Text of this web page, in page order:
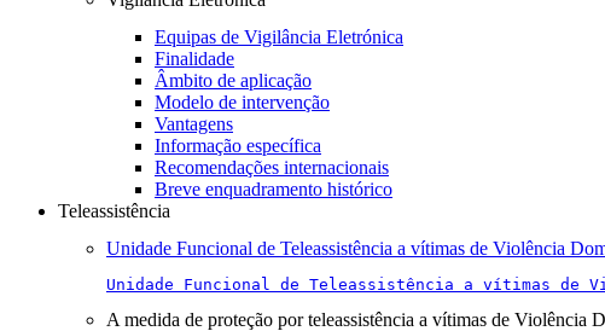
Equipas de Vigilância Eletrónica
Finalidade
Âmbito de aplicação
Modelo de intervenção
Vantagens
Informação específica
Recomendações internacionais
Breve enquadramento histórico
Teleassistência
Unidade Funcional de Teleassistência a vítimas de Violência
Unidade Funcional de Teleassistência a vítimas de
A medida de proteção por teleassistência a vítimas de Violência